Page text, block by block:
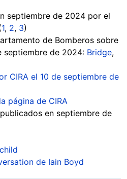
septiembre de 2024 por el
1, 2, 3)
de Bomberos sobre
septiembre de 2024: Bridge,
CIRA el 10 de septiembre de
página de CIRA
en septiembre de
de Iain Boyd